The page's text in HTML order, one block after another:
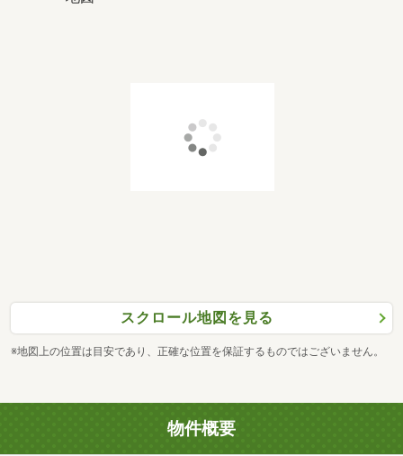
スクロール地図を見る
※地図上の位置は目安であり、正確な位置を保証するものではございません。
物件概要